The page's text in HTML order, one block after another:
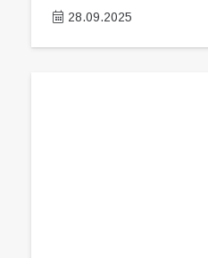
28.09.2025